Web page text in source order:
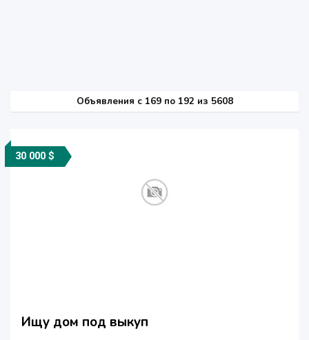
Объявления c 169 по 192 из 5608
30 000 $
Ищу дом под выкуп